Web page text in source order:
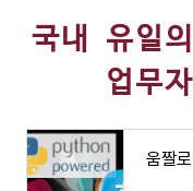
국내 유일
업무